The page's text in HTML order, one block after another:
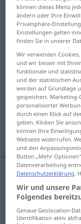
Übersicht aller
(Für mehr Details die
Vorstellung,
Einsicht
(sinnlicheod
Empfindungf
können dieses Menü
ändern oder Ihre
Privatsphäre-
Einstellungen gelten
finden Sie in unserer
Wir verwenden
und wir besser mit
funktionale und
und der statistischen
werden auf Grundlage
gespeichert. Marketing-
personalisierter
durch einen Klick auf
geben. Klicken Sie
können Ihre
Webseite widerrufen.
und den
Button „Mehr
Datenverarbeitung
Datenschutzerklärung.
Wir und unsere
Folgendes
Genaue Geolocation-
Identifikation aktiv